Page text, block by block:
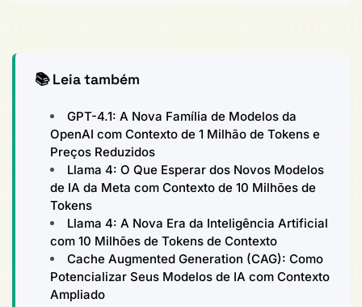
📚 Leia também
GPT-4.1: A Nova Família de Modelos da
OpenAI com Contexto de 1 Milhão de Tokens e
Preços Reduzidos
Llama 4: O Que Esperar dos Novos Modelos
de IA da Meta com Contexto de 10 Milhões de
Tokens
Llama 4: A Nova Era da Inteligência Artificial
com 10 Milhões de Tokens de Contexto
Cache Augmented Generation (CAG): Como
Potencializar Seus Modelos de IA com Contexto
Ampliado